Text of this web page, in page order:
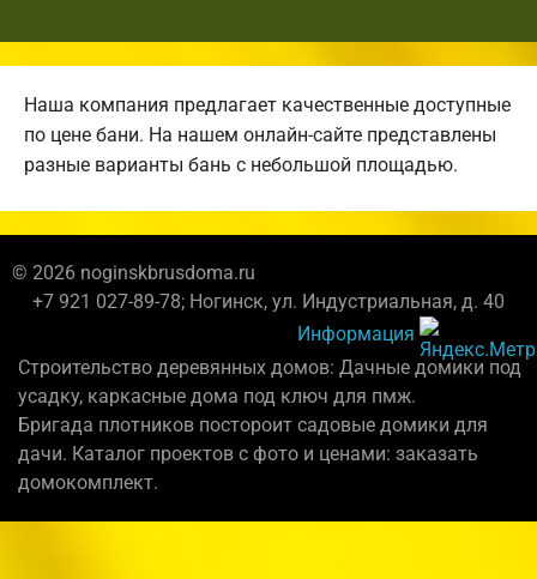
Наша компания предлагает качественные доступные
по цене бани. На нашем онлайн-сайте представлены
разные варианты бань с небольшой площадью.
© 2026 noginskbrusdoma.ru
+7 921 027-89-78; Ногинск, ул. Индустриальная, д. 40
Информация
Строительство деревянных домов: Дачные домики под
усадку, каркасные дома под ключ для пмж.
Бригада плотников постороит садовые домики для
дачи. Каталог проектов с фото и ценами: заказать
домокомплект.